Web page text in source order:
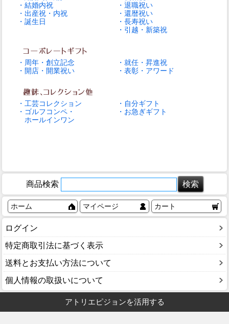
・結婚内祝
・出産祝・内祝
・誕生日
・退職祝い
・還暦祝い
・長寿祝い
・引越・新築祝
・周年・創立記念
・開店・開業祝い
・就任・昇進祝
・表彰・アワード
・工芸コレクション
・ゴルフコンペ・
ホールインワン
・自分ギフト
・お急ぎギフト
商品検索
ホーム マイページ カート
ログイン
特定商取引法に基づく表示
送料とお支払い方法について
個人情報の取扱いについて
アトリエピジョンを活用する